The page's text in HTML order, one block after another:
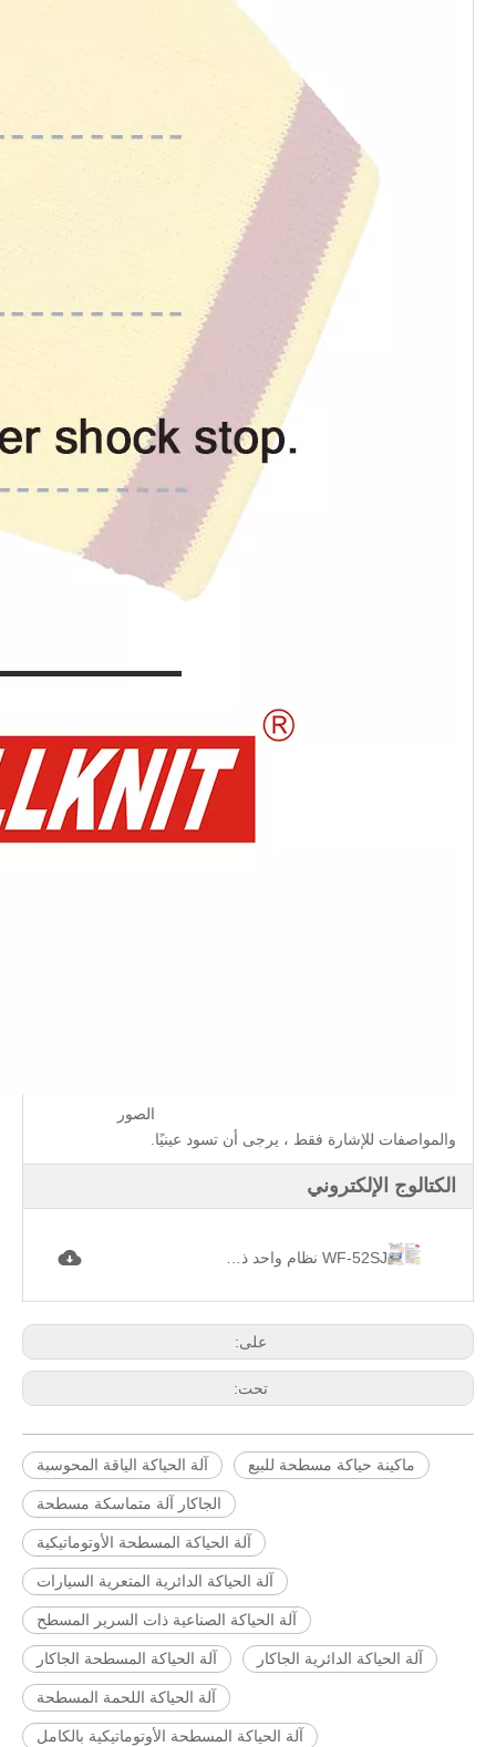
الصور
والمواصفات للإشارة فقط ، يرجى أن تسود عينيًا.
الكتالوج الإلكتروني
على:
تحت:
آلة الحياكة الياقة المحوسبة ماكينة حياكة مسطحة للبيع
الجاكار آلة متماسكة مسطحة
آلة الحياكة المسطحة الأوتوماتيكية
آلة الحياكة الدائرية المتعرية السيارات
آلة الحياكة الصناعية ذات السرير المسطح
آلة الحياكة المسطحة الجاكار آلة الحياكة الدائرية الجاكار
آلة الحياكة اللحمة المسطحة
آلة الحياكة المسطحة الأوتوماتيكية بالكامل